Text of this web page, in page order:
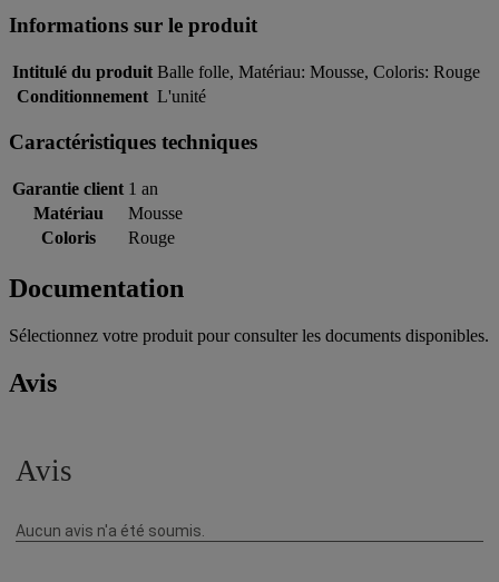
Informations sur le produit
Intitulé du produit Balle folle, Matériau: Mousse, Coloris: Rouge
Conditionnement L'unité
Caractéristiques techniques
Garantie client 1 an
Matériau
Mousse
Coloris
Rouge
Documentation
Sélectionnez votre produit pour consulter les documents disponibles.
Avis